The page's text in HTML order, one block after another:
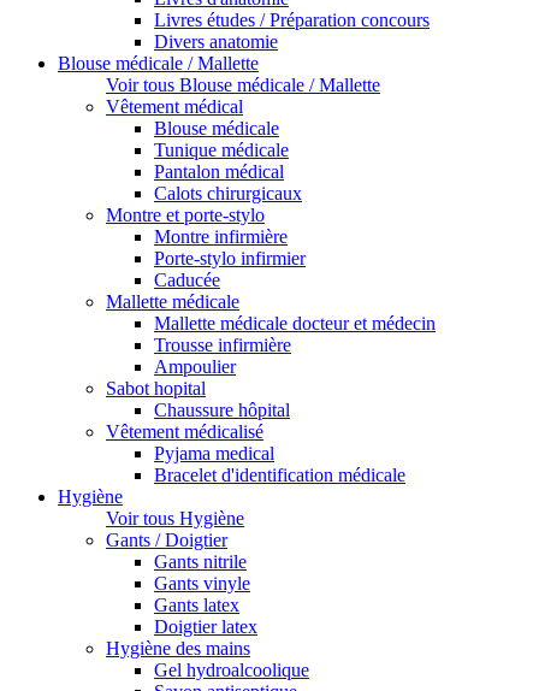
Livres études / Préparation concours
Divers anatomie
Blouse médicale / Mallette
Voir tous Blouse médicale / Mallette
Vêtement médical
Blouse médicale
Tunique médicale
Pantalon médical
Calots chirurgicaux
Montre et porte-stylo
Montre infirmière
Porte-stylo infirmier
Caducée
Mallette médicale
Mallette médicale docteur et médecin
Trousse infirmière
Ampoulier
Sabot hopital
Chaussure hôpital
Vêtement médicalisé
Pyjama medical
Bracelet d'identification médicale
Hygiène
Voir tous Hygiène
Gants / Doigtier
Gants nitrile
Gants vinyle
Gants latex
Doigtier latex
Hygiène des mains
Gel hydroalcoolique